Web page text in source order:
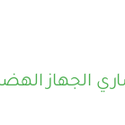
الجهاز